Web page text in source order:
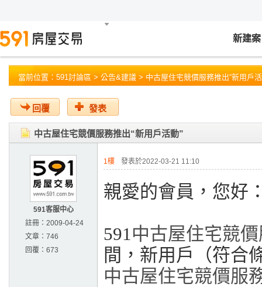
新建案
當前位置： 591討論區 > 公告&建議 > 中古屋住宅競價服務推出“新用戶活
回覆 發表
中古屋住宅競價服務推出“新用戶活動”
591客服中心
註冊： 2009-04-24
文章： 746
回覆： 673
1樓 發表於2022-03-21 11:10
親愛的會員，您好
591中古屋住宅競
間，新用戶（符合
中古屋住宅競價服